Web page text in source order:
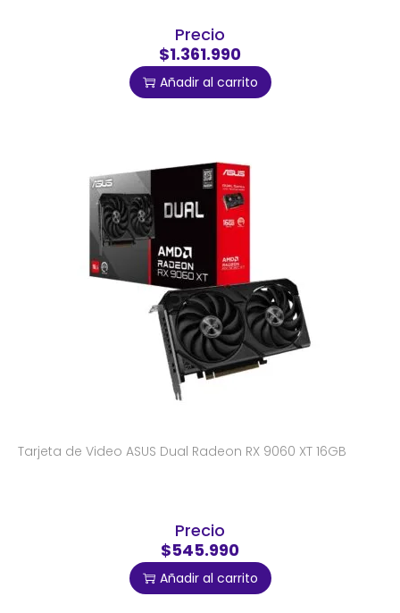
Precio
$1.361.990
Añadir al carrito
Tarjeta de Video ASUS Dual Radeon RX 9060 XT 16GB
Precio
$545.990
Añadir al carrito